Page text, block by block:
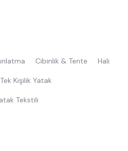
Cibinlik & Tente Halı
Tek Kişilik Yatak
Tekstili